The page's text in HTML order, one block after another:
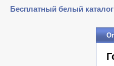
Бесплатный белый